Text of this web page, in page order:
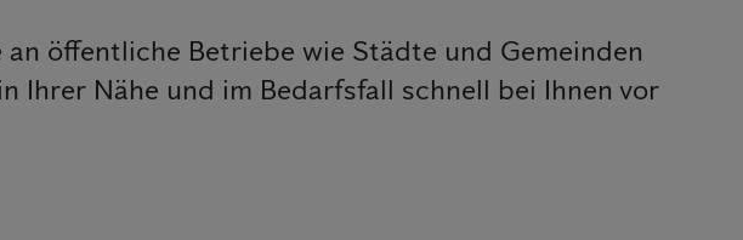
öffentliche Betriebe wie Städte und Gemeinden
Ihrer Nähe und im Bedarfsfall schnell bei Ihnen vor